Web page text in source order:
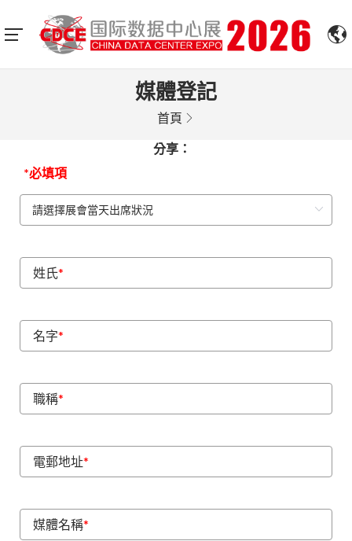
媒體登記
首頁
分享：
*必填項
姓氏*
名字*
職稱*
電郵地址*
媒體名稱*